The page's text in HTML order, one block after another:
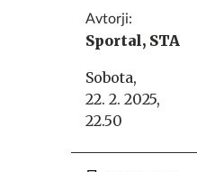
Avtorji:
Sportal, STA
Sobota,
22. 2. 2025,
22.50